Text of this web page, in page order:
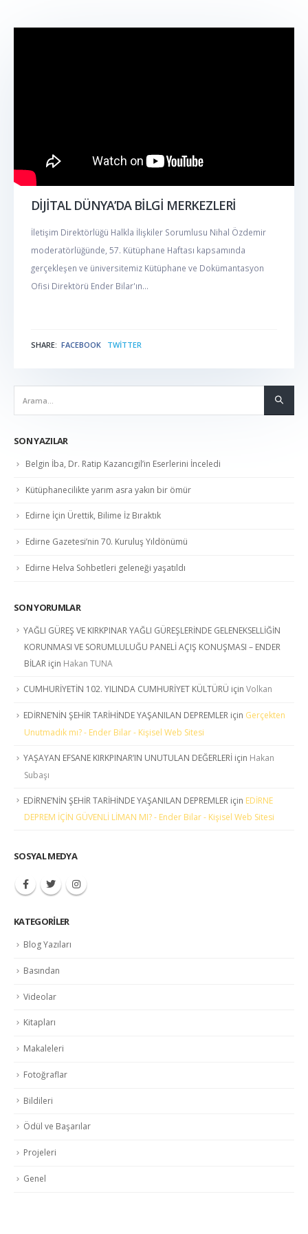
DİJİTAL DÜNYA’DA BİLGİ MERKEZLERİ
İletişim Direktörlüğü Halkla İlişkiler Sorumlusu Nihal Özdemir
moderatörlüğünde, 57. Kütüphane Haftası kapsamında
gerçekleşen ve üniversitemiz Kütüphane ve Dokümantasyon
Ofisi Direktörü Ender Bilar'ın...
SHARE: FACEBOOK TWITTER
SON YAZILAR
Belgin İba, Dr. Ratip Kazancıgil’in Eserlerini İnceledi
Kütüphanecilikte yarım asra yakın bir ömür
Edirne İçin Ürettik, Bilime İz Bıraktık
Edirne Gazetesi’nin 70. Kuruluş Yıldönümü
Edirne Helva Sohbetleri geleneği yaşatıldı
SON YORUMLAR
YAĞLI GÜREŞ VE KIRKPINAR YAĞLI GÜREŞLERİNDE GELENEKSELLİĞİN
KORUNMASI VE SORUMLULUĞU PANELİ AÇIŞ KONUŞMASI – ENDER
BİLAR için Hakan TUNA
CUMHURİYETİN 102. YILINDA CUMHURİYET KÜLTÜRÜ için Volkan
EDİRNE’NİN ŞEHİR TARİHİNDE YAŞANILAN DEPREMLER için Gerçekten
Unutmadık mı? - Ender Bilar - Kişisel Web Sitesi
YAŞAYAN EFSANE KIRKPINAR’IN UNUTULAN DEĞERLERİ için Hakan
Subaşı
EDİRNE’NİN ŞEHİR TARİHİNDE YAŞANILAN DEPREMLER için EDİRNE
DEPREM İÇİN GÜVENLİ LİMAN MI? - Ender Bilar - Kişisel Web Sitesi
SOSYAL MEDYA
KATEGORILER
Blog Yazıları
Basından
Videolar
Kitapları
Makaleleri
Fotoğraflar
Bildileri
Ödül ve Başarılar
Projeleri
Genel